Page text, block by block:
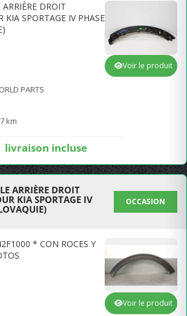
ARRIÈRE DROIT
KIA SPORTAGE IV PHASE
PARTS
km
livraison incluse
Voir le produit
ARRIÈRE DROIT
KIA SPORTAGE IV
OCCASION
* CON ROCES Y
Voir le produit